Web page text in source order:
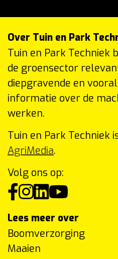
Over Tuin en Park
Tuin en Park Techniek
de groensector
diepgravende en
informatie over de
werken.
Tuin en Park Techniek
AgriMedia.
Volg ons op:
Lees meer over
Boomverzorging
Maaien